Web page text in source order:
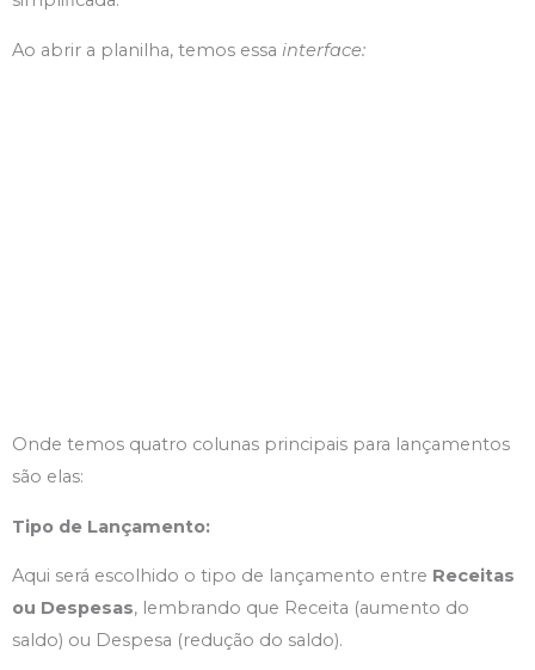
Ao abrir a planilha, temos essa interface:
Onde temos quatro colunas principais para lançamentos
são elas:
Tipo de Lançamento:
Aqui será escolhido o tipo de lançamento entre Receitas
ou Despesas, lembrando que Receita (aumento do
saldo) ou Despesa (redução do saldo).